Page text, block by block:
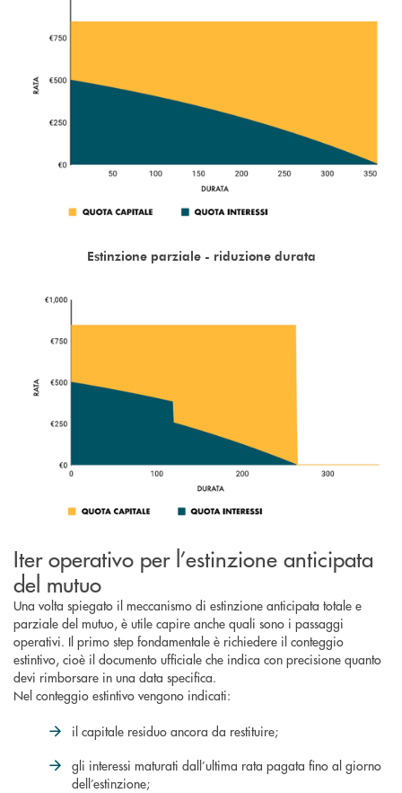
Estinzione parziale - riduzione durata
Iter operativo per l’estinzione anticipata
del mutuo
Una volta spiegato il meccanismo di estinzione anticipata totale e
parziale del mutuo, è utile capire anche quali sono i passaggi
operativi. Il primo step fondamentale è richiedere il conteggio
estintivo, cioè il documento ufficiale che indica con precisione quanto
devi rimborsare in una data specifica.
Nel conteggio estintivo vengono indicati:
il capitale residuo ancora da restituire;
gli interessi maturati dall’ultima rata pagata fino al giorno
dell’estinzione;